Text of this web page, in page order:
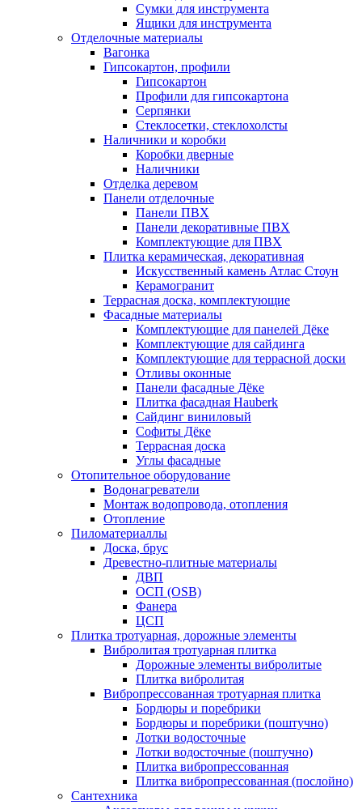
Сумки для инструмента
Ящики для инструмента
Отделочные материалы
Вагонка
Гипсокартон, профили
Гипсокартон
Профили для гипсокартона
Серпянки
Стеклосетки, стеклохолсты
Наличники и коробки
Коробки дверные
Наличники
Отделка деревом
Панели отделочные
Панели ПВХ
Панели декоративные ПВХ
Комплектующие для ПВХ
Плитка керамическая, декоративная
Искусственный камень Атлас Стоун
Керамогранит
Террасная доска, комплектующие
Фасадные материалы
Комплектующие для панелей Дёке
Комплектующие для сайдинга
Комплектующие для террасной доски
Отливы оконные
Панели фасадные Дёке
Плитка фасадная Hauberk
Сайдинг виниловый
Софиты Дёке
Террасная доска
Углы фасадные
Отопительное оборудование
Водонагреватели
Монтаж водопровода, отопления
Отопление
Пиломатериаллы
Доска, брус
Древестно-плитные материалы
ДВП
ОСП (OSB)
Фанера
ЦСП
Плитка тротуарная, дорожные элементы
Вибролитая тротуарная плитка
Дорожные элементы вибролитые
Плитка вибролитая
Вибропрессованная тротуарная плитка
Бордюры и поребрики
Бордюры и поребрики (поштучно)
Лотки водосточные
Лотки водосточные (поштучно)
Плитка вибропрессованная
Плитка вибропрессованная (послойно)
Сантехника